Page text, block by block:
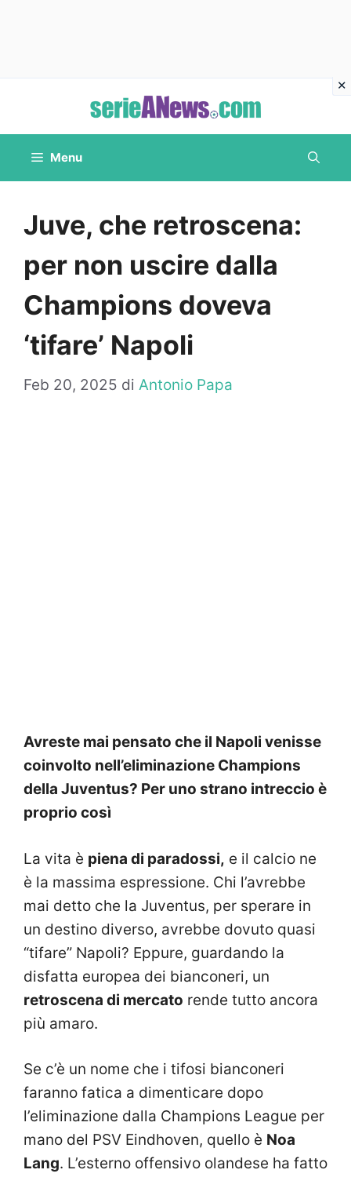
contenuto
Menu
Juve, che retroscena:
per non uscire dalla
Champions doveva
‘tifare’ Napoli
Feb 20, 2025 di Antonio Papa
Avreste mai pensato che il Napoli venisse
coinvolto nell’eliminazione Champions
della Juventus? Per uno strano intreccio è
proprio così
La vita è piena di paradossi, e il calcio ne
è la massima espressione. Chi l’avrebbe
mai detto che la Juventus, per sperare in
un destino diverso, avrebbe dovuto quasi
“tifare” Napoli? Eppure, guardando la
disfatta europea dei bianconeri, un
retroscena di mercato rende tutto ancora
più amaro.
Se c’è un nome che i tifosi bianconeri
faranno fatica a dimenticare dopo
l’eliminazione dalla Champions League per
mano del PSV Eindhoven, quello è Noa
Lang. L’esterno offensivo olandese ha fatto